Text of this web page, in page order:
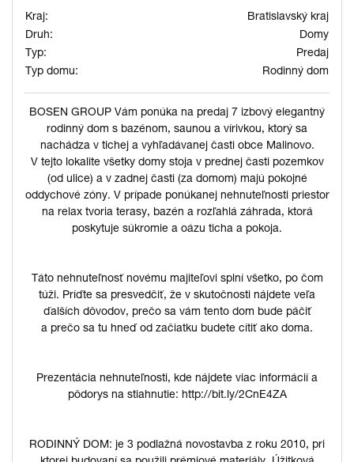
Kraj:
Bratislavský kraj
Druh:
Domy
Typ:
Predaj
Typ domu:
Rodinný dom
BOSEN GROUP Vám ponúka na predaj 7 izbový elegantný
rodinný dom s bazénom, saunou a vírivkou, ktorý sa
nachádza v tichej a vyhľadávanej časti obce Malinovo.
V tejto lokalite všetky domy stoja v prednej časti pozemkov
(od ulice) a v zadnej časti (za domom) majú pokojné
oddychové zóny. V prípade ponúkanej nehnuteľnosti priestor
na relax tvoria terasy, bazén a rozľahlá záhrada, ktorá
poskytuje súkromie a oázu ticha a pokoja.
Táto nehnuteľnosť novému majiteľovi splní všetko, po čom
túži. Príďte sa presvedčiť, že v skutočnosti nájdete veľa
ďalších dôvodov, prečo sa vám tento dom bude páčiť
a prečo sa tu hneď od začiatku budete cítiť ako doma.
Prezentácia nehnuteľnosti, kde nájdete viac informácií a
pôdorys na stiahnutie: http://bit.ly/2CnE4ZA
RODINNÝ DOM: je 3 podlažná novostavba z roku 2010, pri